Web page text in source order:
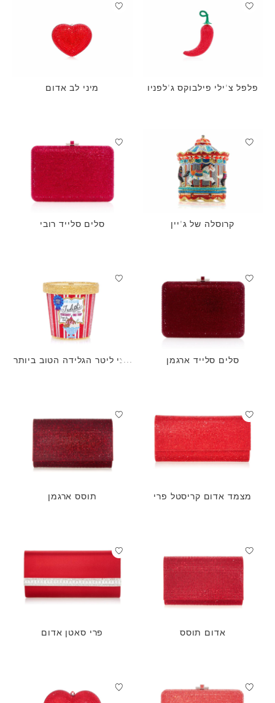
פלפל צ'ילי פילבוקס ג'לפניו מיני לב אדום
קרוסלה של ג'יין סלים סלייד רובי
סלים סלייד ארגמן
חצי ליטר הגלידה הטוב ביותר
מצמד אדום קריסטל פרי תוסס ארגמן
אדום תוסס פרי סאטן אדום